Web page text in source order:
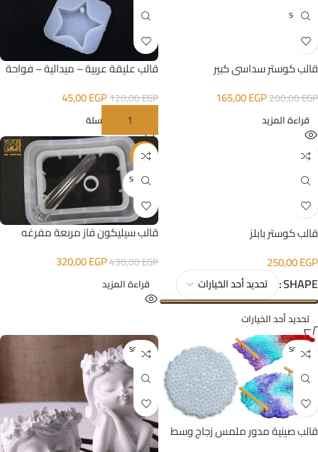
SOLD O
UT
قالب كوستر سداسي كبير
200,00EGP
165,00EGP
قراءة المزيد
قالب عليقة عربية – ميدالية – فواحة
120,00EGP
45,00EGP
إضافة إلى السلة
قالب كوستر بابلز
250,00EGP
SHAPE
تحديد أحد الخيارات
-26%
SOLD O
UT
قالب سيليكون فاز مربعة مفرغه
430,00EGP
320,00EGP
قراءة المزيد
SOLD O
UT
قالب صينية مدور ملمس زجاج وسط
SOLD O
UT